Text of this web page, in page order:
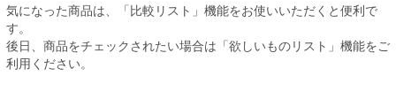
気になった商品は、「比較リスト」機能をお使いいただくと便利で
す。
後日、商品をチェックされたい場合は「欲しいものリスト」機能をご
利用ください。